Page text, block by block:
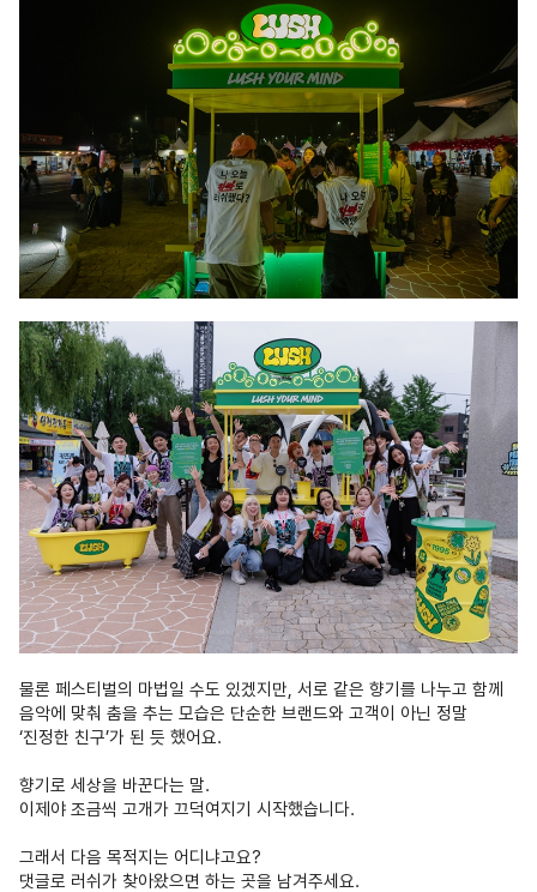
물론 페스티벌의 마법일 수도 있겠지만, 서로 같은 향기를 나누고 함께
음악에 맞춰 춤을 추는 모습은 단순한 브랜드와 고객이 아닌 정말
‘진정한 친구’가 된 듯 했어요.
향기로 세상을 바꾼다는 말.
이제야 조금씩 고개가 끄덕여지기 시작했습니다.
그래서 다음 목적지는 어디냐고요?
댓글로 러쉬가 찾아왔으면 하는 곳을 남겨주세요.